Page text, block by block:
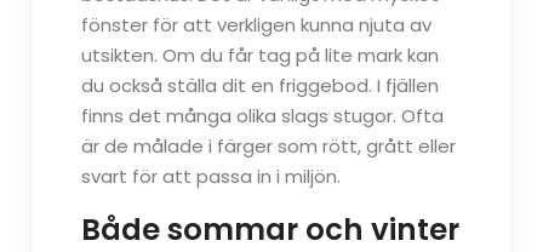
fönster för att verkligen kunna njuta av
utsikten. Om du får tag på lite mark kan
du också ställa dit en friggebod. I fjällen
finns det många olika slags stugor. Ofta
är de målade i färger som rött, grått eller
svart för att passa in i miljön.
Både sommar och vinter